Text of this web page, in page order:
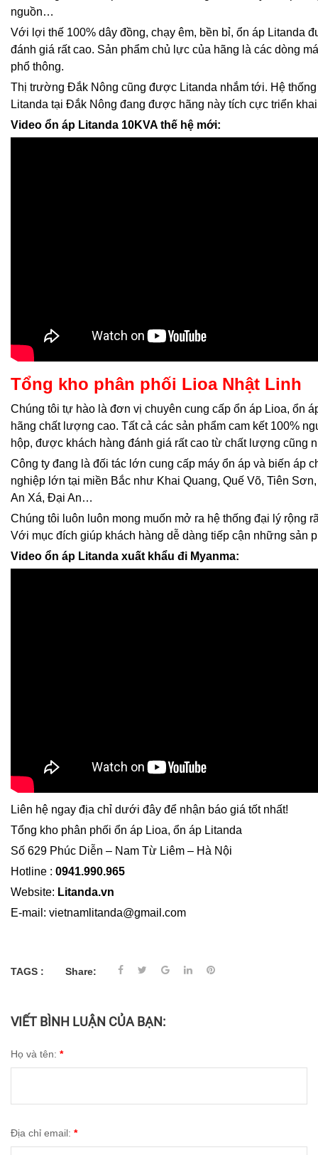
nguồn…
Với lợi thế 100% dây đồng, chạy êm, bền bỉ, ổn áp Litanda
đánh giá rất cao. Sản phẩm chủ lực của hãng là các dòng
phổ thông.
Thị trường Đắk Nông cũng được Litanda nhắm tới. Hệ
Litanda tại Đắk Nông đang được hãng này tích cực triển
Video ổn áp Litanda 10KVA thế hệ mới:
Tổng kho phân phối Lioa Nhật Linh
Chúng tôi tự hào là đơn vị chuyên cung cấp ổn áp Lioa, ổn
hãng chất lượng cao. Tất cả các sản phẩm cam kết 100%
hộp, được khách hàng đánh giá rất cao từ chất lượng cũng
Công ty đang là đối tác lớn cung cấp máy ổn áp và biến áp
nghiệp lớn tại miền Bắc như Khai Quang, Quế Võ, Tiên
An Xá, Đại An…
Chúng tôi luôn luôn mong muốn mở ra hệ thống đại lý rộng
Với mục đích giúp khách hàng dễ dàng tiếp cận những sản
Video ổn áp Litanda xuất khẩu đi Myanma:
Liên hệ ngay địa chỉ dưới đây để nhận báo giá tốt nhất!
Tổng kho phân phối ổn áp Lioa, ổn áp Litanda
Số 629 Phúc Diễn – Nam Từ Liêm – Hà Nội
Hotline : 0941.990.965
Website: Litanda.vn
E-mail: vietnamlitanda@gmail.com
TAGS : Share:
VIẾT BÌNH LUẬN CỦA BẠN:
Họ và tên: *
Địa chỉ email: *